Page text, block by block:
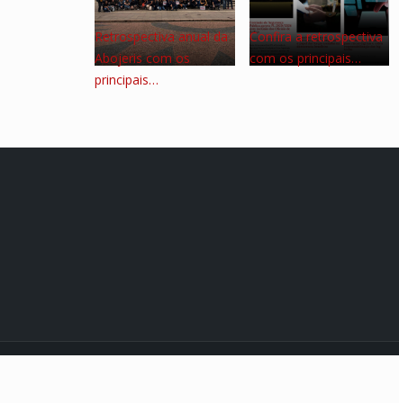
Retrospectiva anual da
Abojeris com os
principais…
Confira a retrospectiva
com os principais…